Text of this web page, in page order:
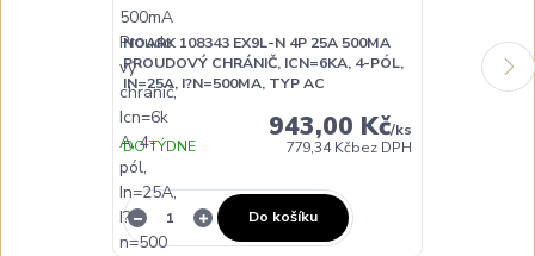
NOARK 108343 EX9L-N 4P 25A 500MA
PROUDOVÝ CHRÁNIČ, ICN=6KA, 4-PÓL,
IN=25A, I?N=500MA, TYP AC
943,00 Kč/ks
779,34 Kčbez DPH
DO TÝDNE
Do košíku
NOARK
PROUDOVÝ
IN=40A,